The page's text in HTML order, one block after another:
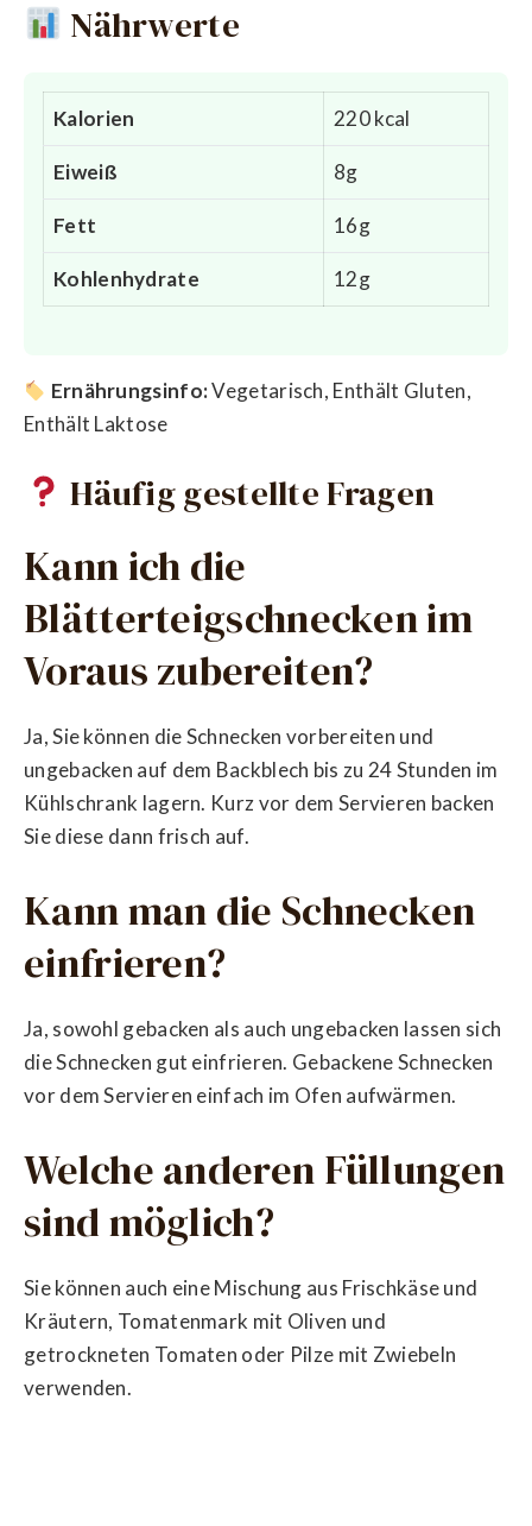
Nährwerte
Kalorien 220 kcal
Eiweiß 8g
Fett 16g
Kohlenhydrate 12g
Ernährungsinfo:Vegetarisch, Enthält Gluten,
Enthält Laktose
Häufig gestellte Fragen
Kann ich die
Blätterteigschnecken im
Voraus zubereiten?
Ja, Sie können die Schnecken vorbereiten und
ungebacken auf dem Backblech bis zu 24 Stunden im
Kühlschrank lagern. Kurz vor dem Servieren backen
Sie diese dann frisch auf.
Kann man die Schnecken
einfrieren?
Ja, sowohl gebacken als auch ungebacken lassen sich
die Schnecken gut einfrieren. Gebackene Schnecken
vor dem Servieren einfach im Ofen aufwärmen.
Welche anderen Füllungen
sind möglich?
Sie können auch eine Mischung aus Frischkäse und
Kräutern, Tomatenmark mit Oliven und
getrockneten Tomaten oder Pilze mit Zwiebeln
verwenden.